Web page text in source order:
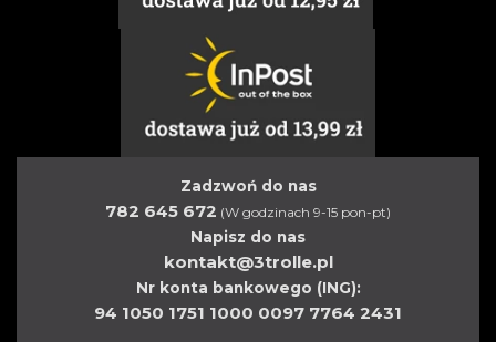
Zadzwoń do nas
782 645 672 (W godzinach 9-15 pon-pt)
Napisz do nas
kontakt@3trolle.pl
Nr konta bankowego (ING):
94 1050 1751 1000 0097 7764 2431